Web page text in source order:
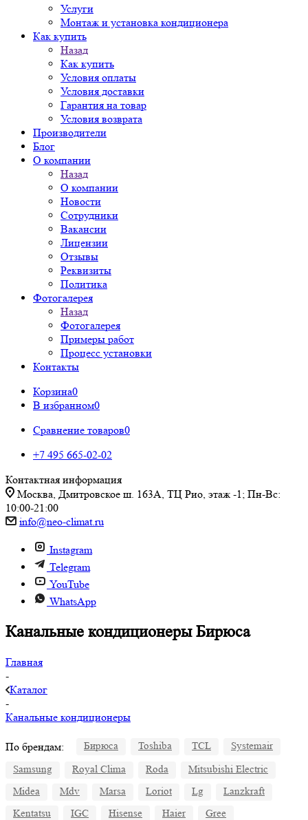
Услуги
Монтаж и установка кондиционера
Как купить
Назад
Как купить
Условия оплаты
Условия доставки
Гарантия на товар
Условия возврата
Производители
Блог
О компании
Назад
О компании
Новости
Сотрудники
Вакансии
Лицензии
Отзывы
Реквизиты
Политика
Фотогалерея
Назад
Фотогалерея
Примеры работ
Процесс установки
Контакты
Корзина0
В избранном0
Сравнение товаров0
+7 495 665-02-02
Контактная информация
Москва, Дмитровское ш. 163А, ТЦ Рио, этаж -1; Пн-Вс:
10:00-21:00
info@neo-climat.ru
Instagram
Telegram
YouTube
WhatsApp
Канальные кондиционеры Бирюса
Главная
-
Каталог
-
Канальные кондиционеры
По брендам: Бирюса Toshiba TCL
Systemair
Samsung
Royal Clima Roda
Mitsubishi Electric
Midea
Mdv Marsa Loriot Lg
Lanzkraft
Kentatsu
IGC Hisense Haier
Gree